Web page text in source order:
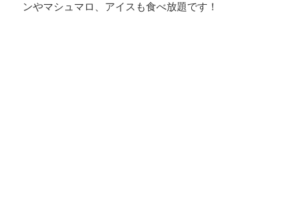
ンやマシュマロ、アイスも食べ放題です！